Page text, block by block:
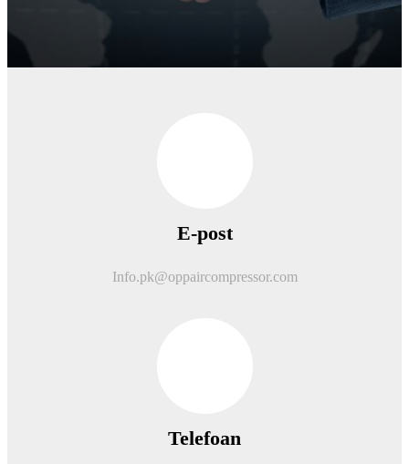
E-post
Info.pk@oppaircompressor.com
Telefoan